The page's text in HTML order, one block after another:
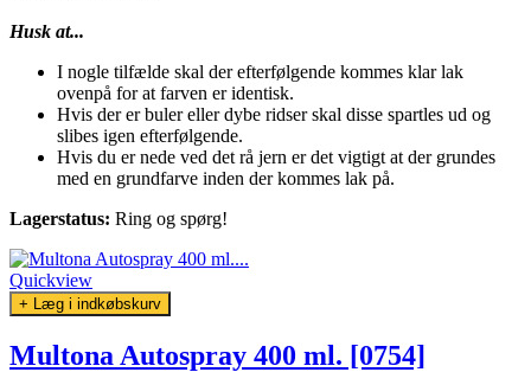
Husk at...
I nogle tilfælde skal der efterfølgende kommes klar lak
ovenpå for at farven er identisk.
Hvis der er buler eller dybe ridser skal disse spartles ud og
slibes igen efterfølgende.
Hvis du er nede ved det rå jern er det vigtigt at der grundes
med en grundfarve inden der kommes lak på.
Lagerstatus: Ring og spørg!
Quickview
+ Læg i indkøbskurv
Multona Autospray 400 ml. [0754]